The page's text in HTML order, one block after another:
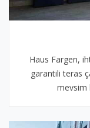
Haus Fargen,
garantili teras
mevsim